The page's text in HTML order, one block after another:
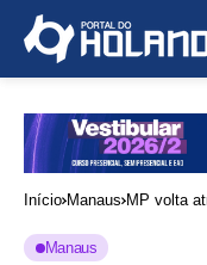
Início Manaus MP volta
Manaus